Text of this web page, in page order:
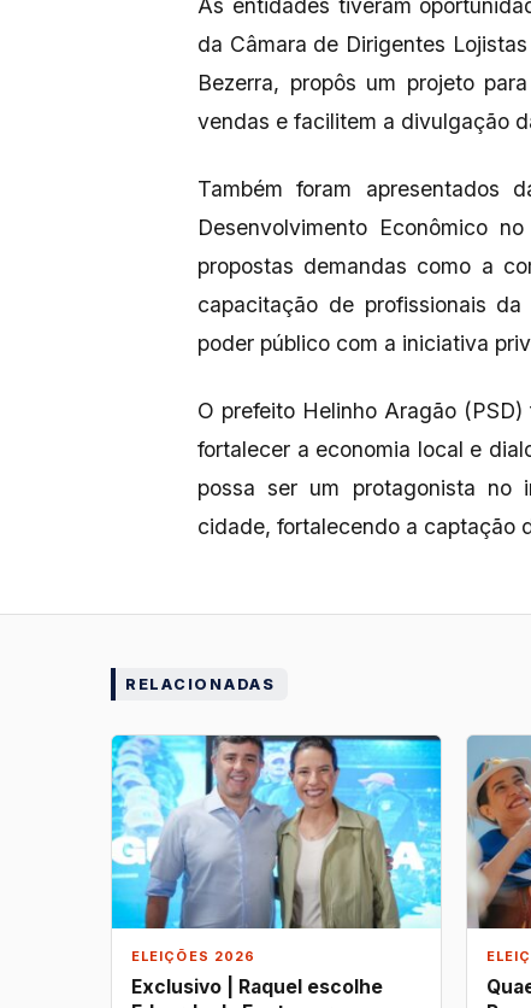
As entidades tiveram
da Câmara de Dirigentes
Bezerra, propôs um projeto
vendas e facilitem a divulgação
Também foram apresentados
Desenvolvimento Econômico
propostas demandas como a
capacitação de profissionais
poder público com a iniciativa
O prefeito Helinho Aragão
fortalecer a economia local e
possa ser um protagonista no
cidade, fortalecendo a captação
RELACIONADAS
ELEIÇÕES 2026
Exclusivo | Raquel escolhe